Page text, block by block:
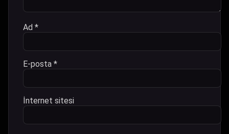
Ad *
E-posta *
İnternet sitesi